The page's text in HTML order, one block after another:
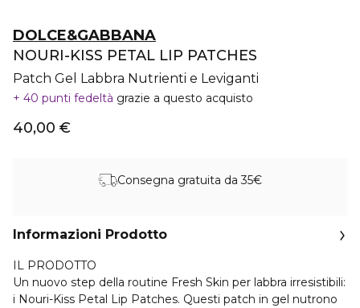
DOLCE&GABBANA
NOURI-KISS PETAL LIP PATCHES
Patch Gel Labbra Nutrienti e Leviganti
40 punti fedeltà grazie a questo acquisto
40,00 €
Consegna gratuita da 35€
Informazioni Prodotto
IL PRODOTTO
Un nuovo step della routine Fresh Skin per labbra irresistibili:
i Nouri-Kiss Petal Lip Patches. Questi patch in gel nutrono